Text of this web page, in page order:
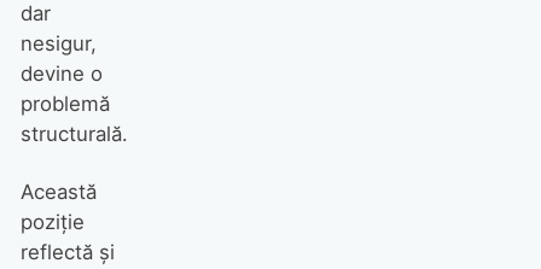
dar
nesigur,
devine o
problemă
structurală.
Această
poziție
reflectă și